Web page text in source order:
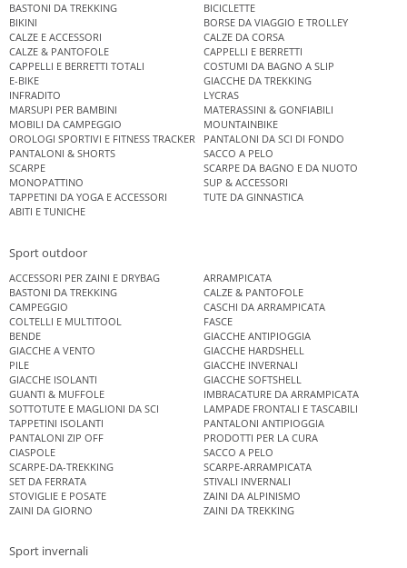
BASTONI DA TREKKING
BICICLETTE
BIKINI
BORSE DA VIAGGIO E TROLLEY
CALZE E ACCESSORI
CALZE DA CORSA
CALZE & PANTOFOLE
CAPPELLI E BERRETTI
CAPPELLI E BERRETTI TOTALI
COSTUMI DA BAGNO A SLIP
E-BIKE
GIACCHE DA TREKKING
INFRADITO
LYCRAS
MARSUPI PER BAMBINI
MATERASSINI & GONFIABILI
MOBILI DA CAMPEGGIO
MOUNTAINBIKE
OROLOGI SPORTIVI E FITNESS TRACKER
PANTALONI DA SCI DI FONDO
PANTALONI & SHORTS
SACCO A PELO
SCARPE
SCARPE DA BAGNO E DA NUOTO
MONOPATTINO
SUP & ACCESSORI
TAPPETINI DA YOGA E ACCESSORI
TUTE DA GINNASTICA
ABITI E TUNICHE
Sport outdoor
ACCESSORI PER ZAINI E DRYBAG
ARRAMPICATA
BASTONI DA TREKKING
CALZE & PANTOFOLE
CAMPEGGIO
CASCHI DA ARRAMPICATA
COLTELLI E MULTITOOL
FASCE
BENDE
GIACCHE ANTIPIOGGIA
GIACCHE A VENTO
GIACCHE HARDSHELL
PILE
GIACCHE INVERNALI
GIACCHE ISOLANTI
GIACCHE SOFTSHELL
GUANTI & MUFFOLE
IMBRACATURE DA ARRAMPICATA
SOTTOTUTE E MAGLIONI DA SCI
LAMPADE FRONTALI E TASCABILI
TAPPETINI ISOLANTI
PANTALONI ANTIPIOGGIA
PANTALONI ZIP OFF
PRODOTTI PER LA CURA
CIASPOLE
SACCO A PELO
SCARPE-DA-TREKKING
SCARPE-ARRAMPICATA
SET DA FERRATA
STIVALI INVERNALI
STOVIGLIE E POSATE
ZAINI DA ALPINISMO
ZAINI DA GIORNO
ZAINI DA TREKKING
Sport invernali